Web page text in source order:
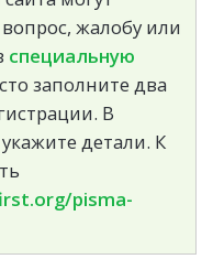
жалобу или
специальную
заполните два
В
детали. К
pisma-